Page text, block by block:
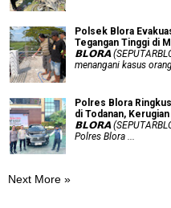
Polsek Blora
Tegangan Tinggi di
𝗕𝗟𝗢𝗥𝗔
menangani kasus
Polres Blora
di Todanan,
𝗕𝗟𝗢𝗥𝗔
Polres Blora ...
Next More »